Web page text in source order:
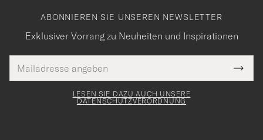
ABONNIEREN SIE UNSEREN NEWSLETTER
Exklusiver Vorrang zu Neuheiten und Inspirationen
Mail
Adresse
Tack
för
LESEN SIE DAZU AUCH UNSERE
DATENSCHUTZVERORDNUNG